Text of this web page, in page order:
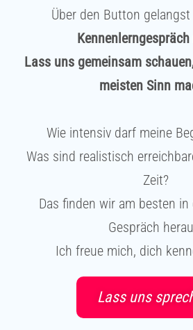
Über den Button
Kennenlerngespräch
Lass uns gemeinsam
meisten Sinn
Wie intensiv darf meine
Was sind realistisch
Zeit?
Das finden wir am besten
Gespräch
Ich freue mich, dich
Lass uns